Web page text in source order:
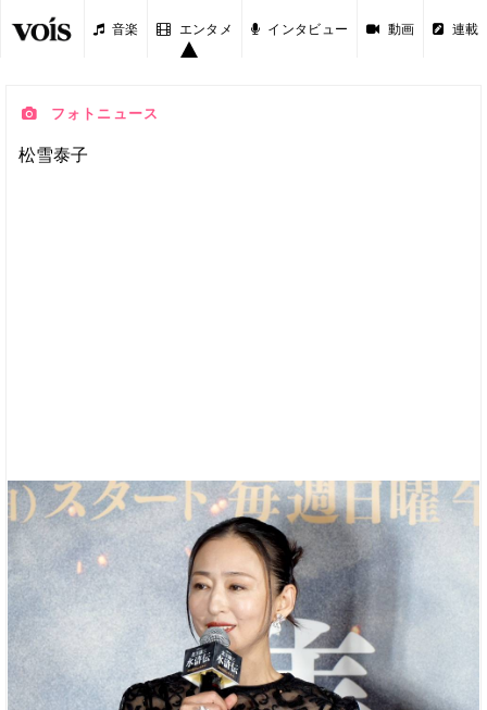
音楽 エンタメ インタビュー 動画 連載
フォトニュース
松雪泰子